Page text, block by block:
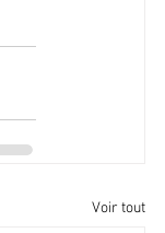
Voir tout